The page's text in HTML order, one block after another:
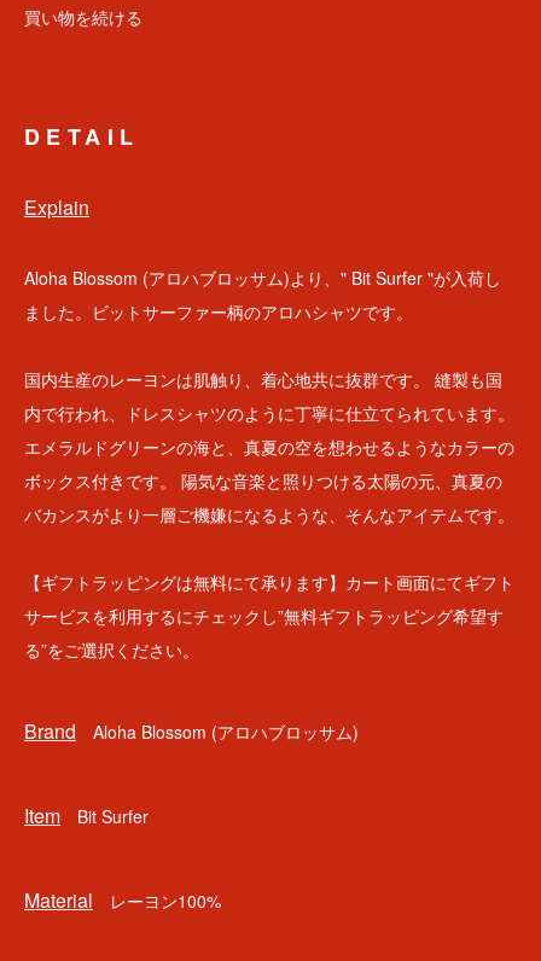
買い物を続ける
DETAIL
Explain
Aloha Blossom (アロハブロッサム)より、" Bit Surfer "が入荷し
ました。ビットサーファー柄のアロハシャツです。
国内生産のレーヨンは肌触り、着心地共に抜群です。 縫製も国
内で行われ、ドレスシャツのように丁寧に仕立てられています。
エメラルドグリーンの海と、真夏の空を想わせるようなカラーの
ボックス付きです。 陽気な音楽と照りつける太陽の元、真夏の
バカンスがより一層ご機嫌になるような、そんなアイテムです。
【ギフトラッピングは無料にて承ります】カート画面にてギフト
サービスを利用するにチェックし”無料ギフトラッピング希望す
る”をご選択ください。
Brand Aloha Blossom (アロハブロッサム)
Item Bit Surfer
Material レーヨン100%